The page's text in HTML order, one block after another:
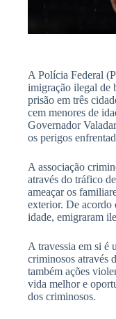
A Polícia Federal
imigração ilegal de
prisão em três
cem menores de
Governador
os perigos
A associação
através do tráfico
ameaçar os
exterior. De acordo
idade, emigraram
A travessia em si é
criminosos através
também ações
vida melhor e
dos criminosos.